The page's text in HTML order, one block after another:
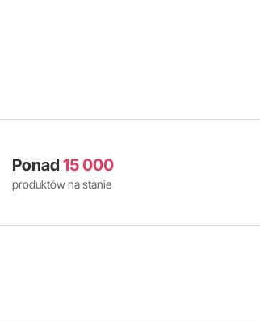
Ponad 15 000
produktów na stanie